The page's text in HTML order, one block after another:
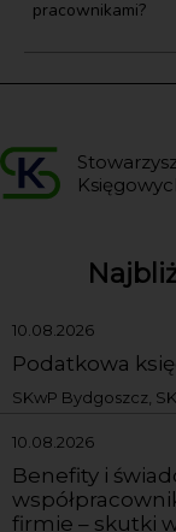
pracownikami?
10.08.2026
Podatkowa
SKwP Bydgoszcz,
10.08.2026
Benefity i
firmie – skutki